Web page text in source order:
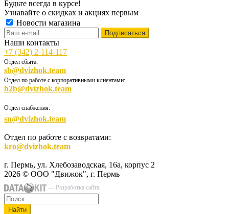
Будьте всегда в курсе!
Узнавайте о скидках и акциях первым
Новости магазина
Наши контакты
+7 (342) 2-114-117
Отдел сбыта:
sb@dvizhok.team
Отдел по работе с корпоративными клиентами:
b2b@dvizhok.team
Отдел снабжения:
sn@dvizhok.team
Отдел по работе с возвратами:
kro@dvizhok.team
г. Пермь, ул. Хлебозаводская, 16а, корпус 2
2026 © ООО "Движок", г. Пермь
— Разработка сайта
Найти